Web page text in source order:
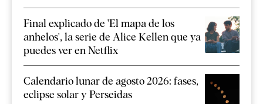
Final explicado de 'El mapa de los
anhelos', la serie de Alice Kellen que ya
puedes ver en Netflix
Calendario lunar de agosto 2026: fases,
eclipse solar y Perseidas